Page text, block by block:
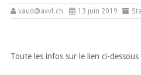
vaud@avvf.ch 13 juin 2019
Toute les infos sur le lien ci-dessous